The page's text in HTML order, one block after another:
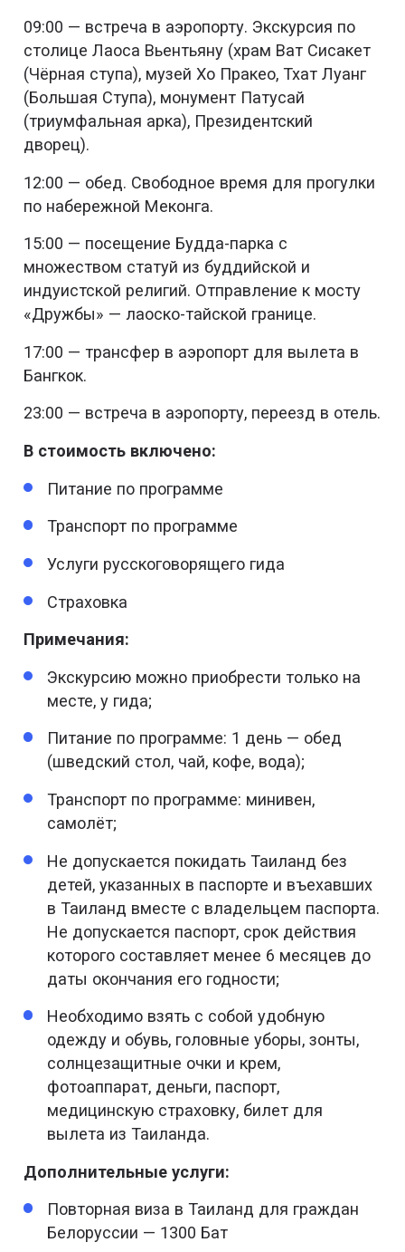
09:00 — встреча в аэропорту. Экскурсия по
столице Лаоса Вьентьяну (храм Ват Сисакет
(Чёрная ступа), музей Хо Пракео, Тхат Луанг
(Большая Ступа), монумент Патусай
(триумфальная арка), Президентский
дворец).
12:00 — обед. Свободное время для прогулки
по набережной Меконга.
15:00 — посещение Будда-парка с
множеством статуй из буддийской и
индуистской религий. Отправление к мосту
«Дружбы» — лаоско-тайской границе.
17:00 — трансфер в аэропорт для вылета в
Бангкок.
23:00 — встреча в аэропорту, переезд в отель.
В стоимость включено:
Питание по программе
Транспорт по программе
Услуги русскоговорящего гида
Страховка
Примечания:
Экскурсию можно приобрести только на
месте, у гида;
Питание по программе: 1 день — обед
(шведский стол, чай, кофе, вода);
Транспорт по программе: минивен,
самолёт;
Не допускается покидать Таиланд без
детей, указанных в паспорте и въехавших
в Таиланд вместе с владельцем паспорта.
Не допускается паспорт, срок действия
которого составляет менее 6 месяцев до
даты окончания его годности;
Необходимо взять с собой удобную
одежду и обувь, головные уборы, зонты,
солнцезащитные очки и крем,
фотоаппарат, деньги, паспорт,
медицинскую страховку, билет для
вылета из Таиланда.
Дополнительные услуги:
Повторная виза в Таиланд для граждан
Белоруссии — 1300 Бат